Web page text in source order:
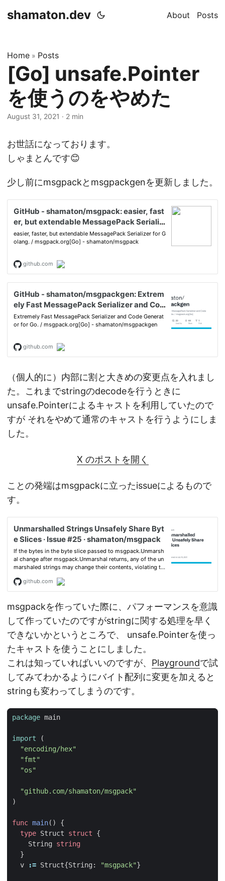
shamaton.dev About Posts
Home » Posts
[Go] unsafe.Pointer
を使うのをやめた
August 31, 2021 · 2 min
お世話になっております。
しゃまとんです😊
少し前にmsgpackとmsgpackgenを更新しました。
（個人的に）内部に割と大きめの変更点を入れまし
た。これまでstringのdecodeを行うときに
unsafe.Pointerによるキャストを利用していたので
すが それをやめて通常のキャストを行うようにしま
した。
X のポストを開く
ことの発端はmsgpackに立ったissueによるもので
す。
msgpackを作っていた際に、パフォーマンスを意識
して作っていたのですがstringに関する処理を早く
できないかというところで、 unsafe.Pointerを使っ
たキャストを使うことにしました。
これは知っていればいいのですが、 Playgroundで試
してみてわかるようにバイト配列に変更を加えると
stringも変わってしまうのです。
package main
import
(
"encoding/hex"
"fmt"
"os"
"github.com/shamaton/msgpack"
)
func main()
{
type Struct struct
{
String
string
}
v
:= Struct{String : "msgpack"}